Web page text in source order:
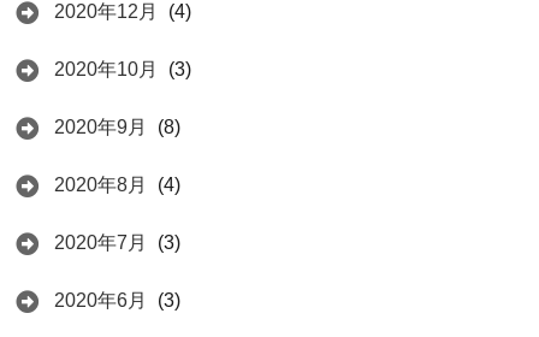
2020年12月 (4)
2020年10月 (3)
2020年9月 (8)
2020年8月 (4)
2020年7月 (3)
2020年6月 (3)